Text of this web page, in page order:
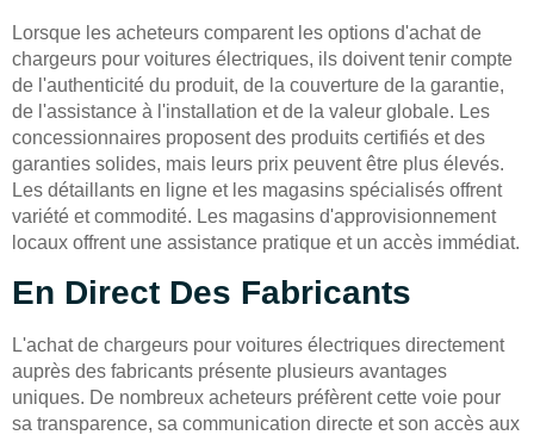
Lorsque les acheteurs comparent les options d'achat de
chargeurs pour voitures électriques, ils doivent tenir compte
de l'authenticité du produit, de la couverture de la garantie,
de l'assistance à l'installation et de la valeur globale. Les
concessionnaires proposent des produits certifiés et des
garanties solides, mais leurs prix peuvent être plus élevés.
Les détaillants en ligne et les magasins spécialisés offrent
variété et commodité. Les magasins d'approvisionnement
locaux offrent une assistance pratique et un accès immédiat.
En Direct Des Fabricants
L'achat de chargeurs pour voitures électriques directement
auprès des fabricants présente plusieurs avantages
uniques. De nombreux acheteurs préfèrent cette voie pour
sa transparence, sa communication directe et son accès aux